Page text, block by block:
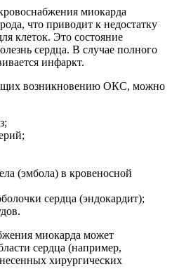
миокарда
что приводит к недостатку
клеток. Это состояние
сердца. В случае полного
инфаркт.
возникновению ОКС, можно
(эмбола) в кровеносной
сердца (эндокардит);
миокарда может
сердца (например,
хирургических